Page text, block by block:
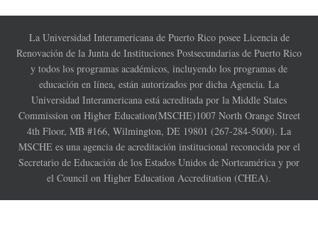
La Universidad Interamericana de Puerto Rico posee Licencia de
Renovación de la Junta de Instituciones Postsecundarias de Puerto Rico
y todos los programas académicos, incluyendo los programas de
educación en línea, están autorizados por dicha Agencia. La
Universidad Interamericana está acreditada por la Middle States
Commission on Higher Education(MSCHE)1007 North Orange Street
4th Floor, MB #166, Wilmington, DE 19801 (267-284-5000). La
MSCHE es una agencia de acreditación institucional reconocida por el
Secretario de Educación de los Estados Unidos de Norteamérica y por
el Council on Higher Education Accreditation (CHEA).